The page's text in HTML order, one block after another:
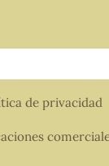
de privacidad